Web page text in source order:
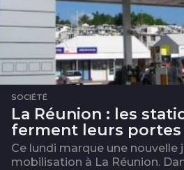
SOCIÉTÉ
La Réunion : les
ferment leurs portes
Ce lundi marque une nouvelle
mobilisation à La Réunion.